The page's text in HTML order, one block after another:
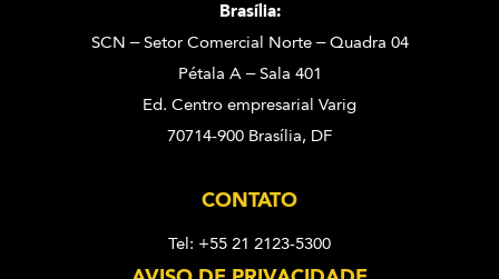
Brasília:
SCN – Setor Comercial Norte – Quadra 04
Pétala A – Sala 401
Ed. Centro empresarial Varig
70714-900 Brasília, DF
CONTATO
Tel: +55 21 2123-5300